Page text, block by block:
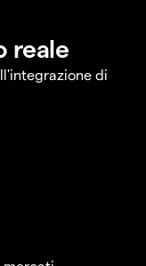
reale
di